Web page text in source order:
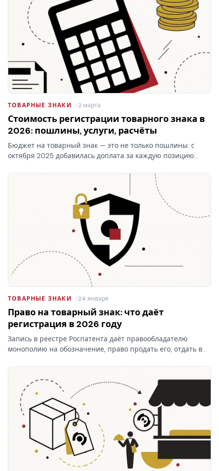
ТОВАРНЫЕ ЗНАКИ · 2 марта
Стоимость регистрации товарного знака в
2026: пошлины, услуги, расчёты
Бюджет на товарный знак — это не только пошлины: с
октября 2025 добавилась доплата за каждую позицию
товарного знака складывается из трёх блоков, и самый…
ТОВАРНЫЕ ЗНАКИ · 24 января
Право на товарный знак: что даёт
регистрация в 2026 году
Запись в реестре Роспатента даёт правообладателю
монополию на обозначение, право продать его, отдать в
что на практике даёт право на товарный знак, где
проходят…